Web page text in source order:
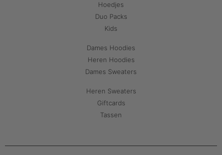
Hoedjes
Duo Packs
Kids
Dames Hoodies
Heren Hoodies
Dames Sweaters
Heren Sweaters
Giftcards
Tassen